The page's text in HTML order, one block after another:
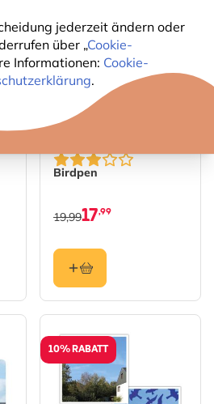
jederzeit ändern oder
über „Cookie-
Informationen: Cookie-
.
10% RABATT
Birdpen
17,99
19,99
10% RABATT